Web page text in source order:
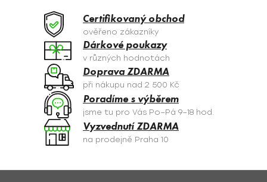
c
í
p
r
v
k
y
v
ý
p
s
Certifikovaný obchod
ověřeno zákazníky
Dárkové poukazy
v různých hodnotách
Doprava ZDARMA
při nákupu nad 2 500 Kč
Poradíme s výběrem
jsme tu pro Vás Po–Pá 9–18 hod.
Vyzvednutí ZDARMA
na prodejně Praha 10